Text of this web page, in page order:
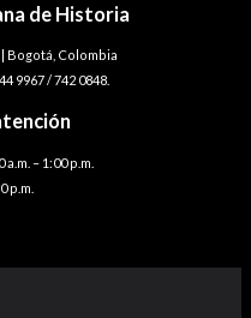
de Historia
Bogotá, Colombia
9967 / 742 0848.
a.m. – 1:00 p.m.
p.m.